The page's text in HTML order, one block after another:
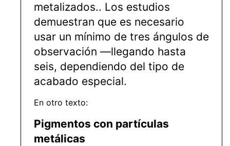
metalizados.. Los estudios
demuestran que es necesario
usar un mínimo de tres ángulos de
observación —llegando hasta
seis, dependiendo del tipo de
acabado especial.
En otro texto:
Pigmentos con partículas
metálicas